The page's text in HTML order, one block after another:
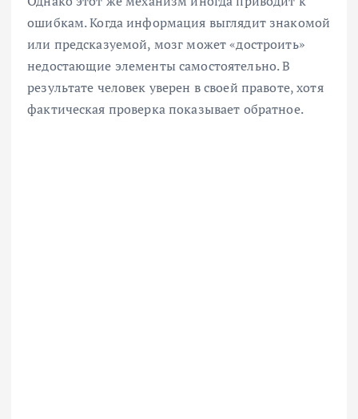
ошибкам. Когда информация выглядит знакомой
или предсказуемой, мозг может «достроить»
недостающие элементы самостоятельно. В
результате человек уверен в своей правоте, хотя
фактическая проверка показывает обратное.